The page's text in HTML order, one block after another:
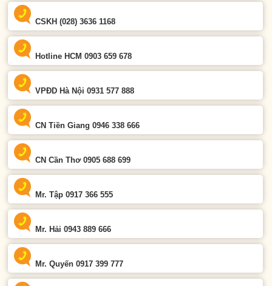
CSKH (028) 3636 1168
Hotline HCM 0903 659 678
VPĐD Hà Nội 0931 577 888
CN Tiền Giang 0946 338 666
CN Cần Thơ 0905 688 699
Mr. Tập 0917 366 555
Mr. Hải 0943 889 666
Mr. Quyến 0917 399 777